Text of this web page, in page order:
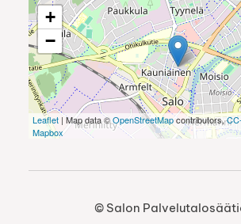
+
−
Leaflet| Map data ©OpenStreetMapcontributors,
Mapbox
© Salon